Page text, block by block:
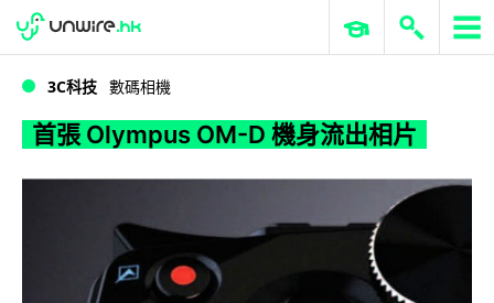
首張 Olympus OM-D 機身流出相片
WWDC 2026 ERP 與商業 AI
3C科技 數碼相機
首張 Olympus OM-D 機身流出相片